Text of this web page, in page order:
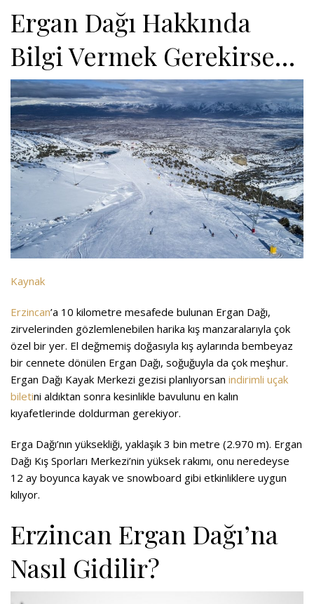
Ergan Dağı Hakkında
Bilgi Vermek Gerekirse…
Kaynak
Erzincan’a 10 kilometre mesafede bulunan Ergan Dağı,
zirvelerinden gözlemlenebilen harika kış manzaralarıyla çok
özel bir yer. El değmemiş doğasıyla kış aylarında bembeyaz
bir cennete dönülen Ergan Dağı, soğuğuyla da çok meşhur.
Ergan Dağı Kayak Merkezi gezisi planlıyorsan indirimli uçak
biletini aldıktan sonra kesinlikle bavulunu en kalın
kıyafetlerinde doldurman gerekiyor.
Erga Dağı’nın yüksekliği, yaklaşık 3 bin metre (2.970 m). Ergan
Dağı Kış Sporları Merkezi’nin yüksek rakımı, onu neredeyse
12 ay boyunca kayak ve snowboard gibi etkinliklere uygun
kılıyor.
Erzincan Ergan Dağı’na
Nasıl Gidilir?